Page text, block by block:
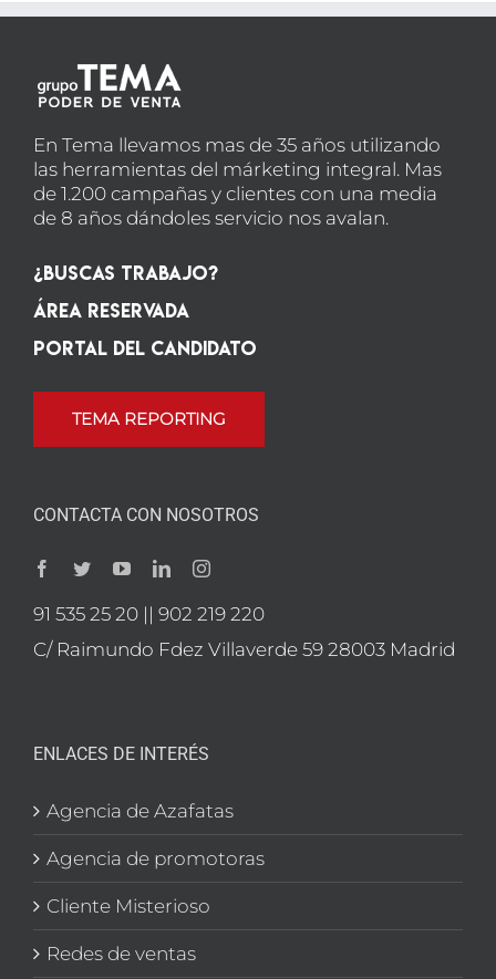
En Tema llevamos mas de 35 años utilizando
las herramientas del márketing integral. Mas
de 1.200 campañas y clientes con una media
de 8 años dándoles servicio nos avalan.
¿Buscas Trabajo?
Área Reservada
Portal del candidato
TEMA REPORTING
CONTACTA CON NOSOTROS
91 535 25 20 || 902 219 220
C/ Raimundo Fdez Villaverde 59 28003 Madrid
ENLACES DE INTERÉS
Agencia de Azafatas
Agencia de promotoras
Cliente Misterioso
Redes de ventas